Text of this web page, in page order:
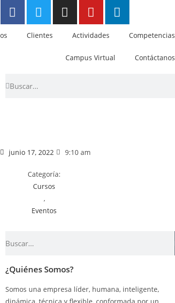
Clientes Actividades Competencias
Campus Virtual Contáctanos
junio 17, 2022 9:10 am
Categoría:
Cursos
,
Eventos
¿Quiénes Somos?
Somos una empresa líder, humana, inteligente,